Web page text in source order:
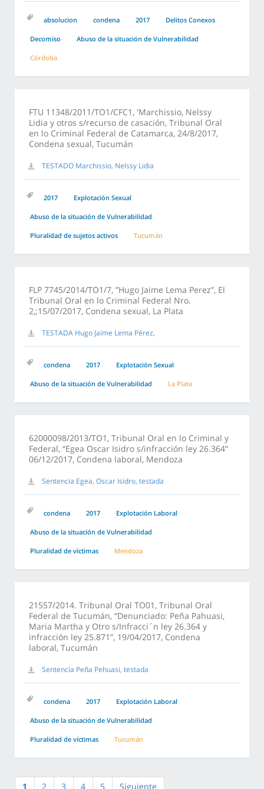
absolucion condena 2017 Delitos Conexos
Decomiso Abuso de la situación de Vulnerabilidad
Córdoba
FTU 11348/2011/TO1/CFC1, 'Marchissio, Nelssy
Lidia y otros s/recurso de casación, Tribunal Oral
en lo Criminal Federal de Catamarca, 24/8/2017,
Condena sexual, Tucumán
TESTADO Marchissio, Nelssy Lidia
2017 Explotación Sexual
Abuso de la situación de Vulnerabilidad
Pluralidad de sujetos activos Tucumán
FLP 7745/2014/TO1/7, ”Hugo Jaime Lema Perez”, El
Tribunal Oral en lo Criminal Federal Nro.
2,;15/07/2017, Condena sexual, La Plata
TESTADA Hugo Jaime Lema Pérez,
condena 2017 Explotación Sexual
Abuso de la situación de Vulnerabilidad La Plata
62000098/2013/TO1, Tribunal Oral en lo Criminal y
Federal, “Egea Oscar Isidro s/infracción ley 26.364”
06/12/2017, Condena laboral, Mendoza
Sentencia Egea, Oscar Isidro, testada
condena 2017 Explotación Laboral
Abuso de la situación de Vulnerabilidad
Pluralidad de víctimas Mendoza
21557/2014. Tribunal Oral TO01, Tribunal Oral
Federal de Tucumán, “Denunciado: Peña Pahuasi,
Maria Martha y Otro s/Infracci´n ley 26.364 y
infracción ley 25.871”, 19/04/2017, Condena
laboral, Tucumán
Sentencia Peña Pehuasi, testada
condena 2017 Explotación Laboral
Abuso de la situación de Vulnerabilidad
Pluralidad de víctimas Tucumán
1 2 3 4 5 Siguiente